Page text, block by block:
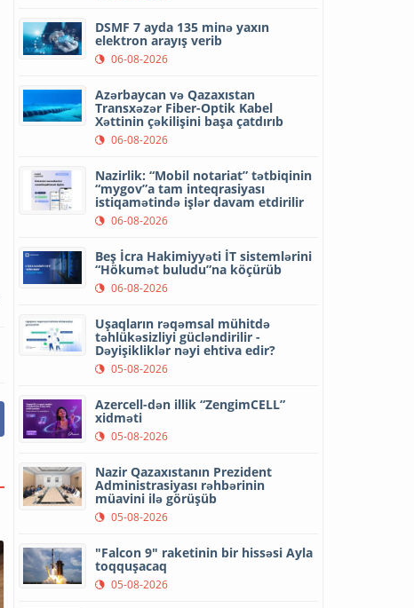
DSMF 7 ayda 135 minə yaxın
elektron arayış verib
06-08-2026
Azərbaycan və Qazaxıstan
Transxəzər Fiber-Optik Kabel
Xəttinin çəkilişini başa çatdırıb
06-08-2026
Nazirlik: “Mobil notariat” tətbiqinin
“mygov”a tam inteqrasiyası
istiqamətində işlər davam etdirilir
06-08-2026
Beş İcra Hakimiyyəti İT sistemlərini
“Hökumət buludu”na köçürüb
06-08-2026
Uşaqların rəqəmsal mühitdə
təhlükəsizliyi gücləndirilir -
Dəyişikliklər nəyi ehtiva edir?
05-08-2026
Azercell-dən illik “ZengimCELL”
xidməti
05-08-2026
Nazir Qazaxıstanın Prezident
Administrasiyası rəhbərinin
müavini ilə görüşüb
05-08-2026
"Falcon 9" raketinin bir hissəsi Ayla
toqquşacaq
05-08-2026